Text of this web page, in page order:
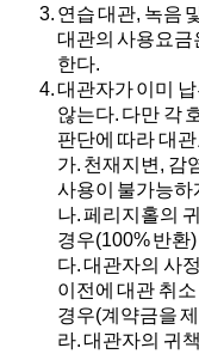
연습 대관, 녹음
대관의 사용요금
한다.
대관자가 이미
않는다. 다만 각
판단에 따라 대
가. 천재지변, 감
사용이 불가능하
나.페리지홀의
경우(100% 반환)
다.대관자의 사
이전에 대관 취
경우(계약금을
라.대관자의 귀